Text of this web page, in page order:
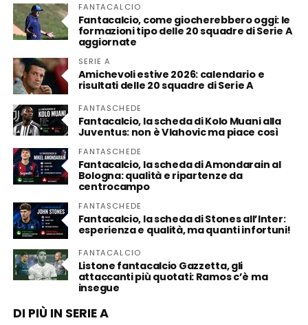
FANTACALCIO
Fantacalcio, come giocherebbero oggi: le
formazioni tipo delle 20 squadre di Serie A
aggiornate
SERIE A
Amichevoli estive 2026: calendario e
risultati delle 20 squadre di Serie A
FANTASCHEDE
Fantacalcio, la scheda di Kolo Muani alla
Juventus: non è Vlahovic ma piace così
FANTASCHEDE
Fantacalcio, la scheda di Amondarain al
Bologna: qualità e ripartenze da
centrocampo
FANTASCHEDE
Fantacalcio, la scheda di Stones all’Inter:
esperienza e qualità, ma quanti infortuni!
FANTACALCIO
Listone fantacalcio Gazzetta, gli
attaccanti più quotati: Ramos c’è ma
insegue
DI PIÙ IN SERIE A